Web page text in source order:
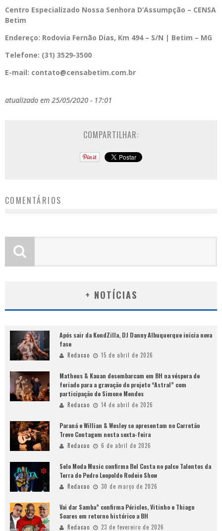
Centro Especializado Nossa Senhora D’Assumpção – CENSA
Betim
Endereço: Rodovia Fernão Dias, Km 494 – S/N | Betim – MG
Telefone: (31) 3529-3500
E-mail: contato@censabetim.com.br
atualizado em 25/05/2020 - 17:01
COMPARTILHAR:
COMENTÁRIOS
+ NOTÍCIAS
Após sair da KondZilla, DJ Danny Albuquerque inicia nova
fase
Redacao 15 de abril de 2026
Matheus & Kauan desembarcam em BH na véspera de
feriado para a gravação do projeto “Astral” com
participação de Simone Mendes
Redacao 14 de abril de 2026
Paraná e Willian & Wesley se apresentam no Carretão
Trevo Contagem nesta sexta-feira
Redacao 6 de abril de 2026
Selo Moda Music confirma Bel Costa no palco Talentos da
Terra do Pedro Leopoldo Rodeio Show
Redacao 30 de março de 2026
Vai dar Samba” confirma Péricles, Vitinho e Thiago
Soares em retorno histórico a BH
Redacao 23 de fevereiro de 2026